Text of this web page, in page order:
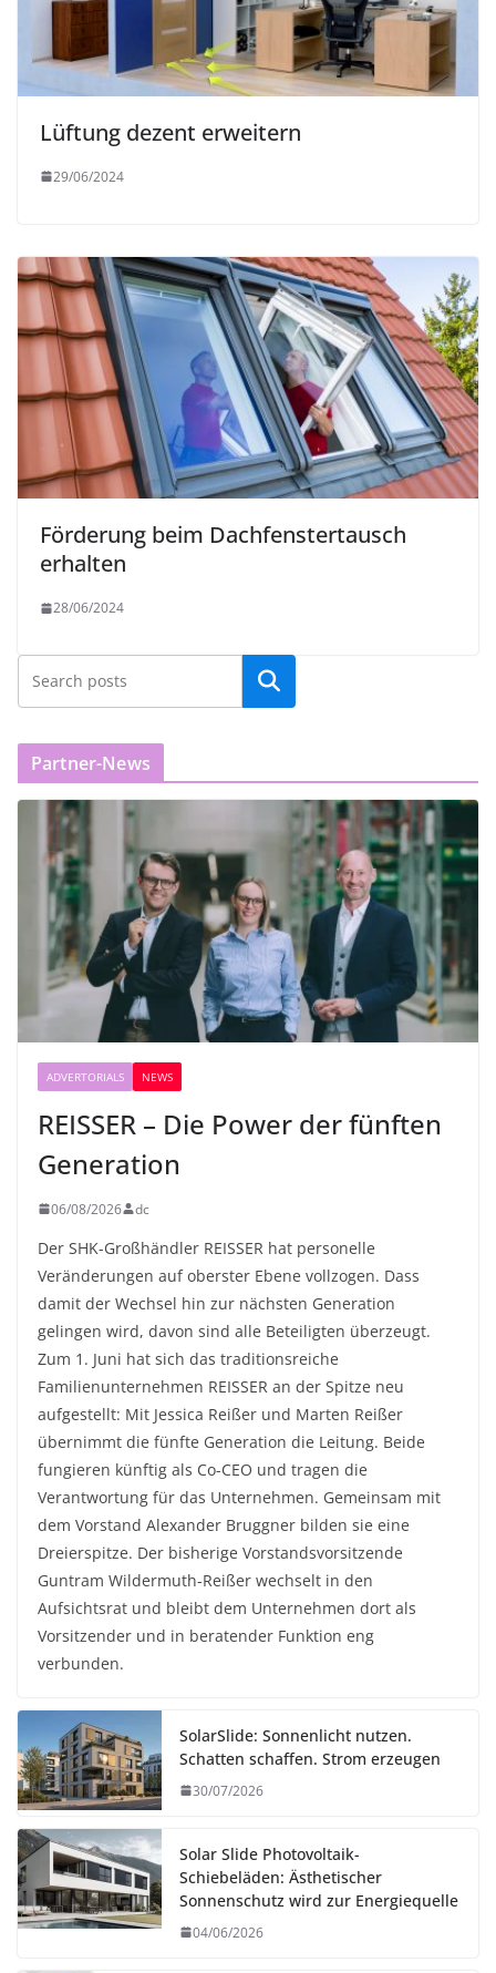
Lüftung dezent erweitern
29/06/2024
Förderung beim Dachfenstertausch
erhalten
28/06/2024
Partner-News
ADVERTORIALS NEWS
REISSER – Die Power der fünften
Generation
06/08/2026 dc
Der SHK-Großhändler REISSER hat personelle
Veränderungen auf oberster Ebene vollzogen. Dass
damit der Wechsel hin zur nächsten Generation
gelingen wird, davon sind alle Beteiligten überzeugt.
Zum 1. Juni hat sich das traditionsreiche
Familienunternehmen REISSER an der Spitze neu
aufgestellt: Mit Jessica Reißer und Marten Reißer
übernimmt die fünfte Generation die Leitung. Beide
fungieren künftig als Co-CEO und tragen die
Verantwortung für das Unternehmen. Gemeinsam mit
dem Vorstand Alexander Bruggner bilden sie eine
Dreierspitze. Der bisherige Vorstandsvorsitzende
Guntram Wildermuth-Reißer wechselt in den
Aufsichtsrat und bleibt dem Unternehmen dort als
Vorsitzender und in beratender Funktion eng
verbunden.
SolarSlide: Sonnenlicht nutzen.
Schatten schaffen. Strom erzeugen
30/07/2026
Solar Slide Photovoltaik-
Schiebeläden: Ästhetischer
Sonnenschutz wird zur Energiequelle
04/06/2026